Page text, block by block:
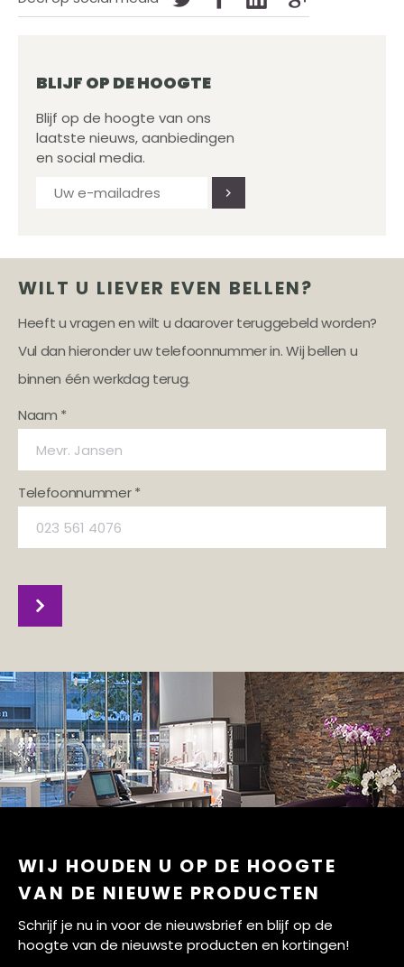
BLIJF OP DE HOOGTE
Blijf op de hoogte van ons
laatste nieuws, aanbiedingen
en social media.
WILT U LIEVER EVEN BELLEN?
Heeft u vragen en wilt u daarover teruggebeld worden?
Vul dan hieronder uw telefoonnummer in. Wij bellen u
binnen één werkdag terug.
Naam *
Telefoonnummer *
WIJ HOUDEN U OP DE HOOGTE
VAN DE NIEUWE PRODUCTEN
Schrijf je nu in voor de nieuwsbrief en blijf op de
hoogte van de nieuwste producten en kortingen!